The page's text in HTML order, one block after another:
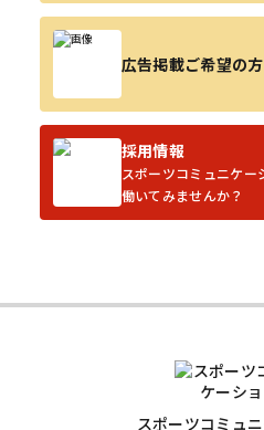
広告掲載ご希望の方
採用情報
スポーツコミュニケー
働いてみませんか？
スポーツコミュ